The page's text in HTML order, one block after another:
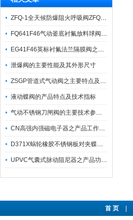
ZFQ-1全天候防爆阻火呼吸阀ZFQ-I之产品特点及维护保养
FQ641F46气动釜底衬氟放料球阀之产品主要用途与设计特点
EG41F46英标衬氟法兰隔膜阀之产品特点与性能参数
泄爆阀的主要性能及其外形尺寸
ZSGP管道式气动阀之主要特点及其技术性能
液动蝶阀的产品特点及技术指标
气动不锈钢刀闸阀的主要技术参数和性能
CN高强内强磁电子器之产品工作原理剖析
D371X蜗轮橡胶不锈钢板对夹蝶阀之产品优特点有哪些？
UPVC气囊式脉动阻尼器之产品功能及适用温度
首 页